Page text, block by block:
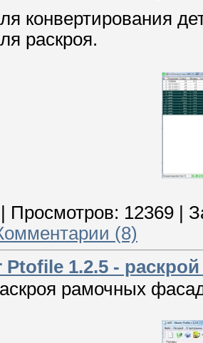
конвертирования
раскроя.
| Просмотров: 12369 |
(8)
Ptofile 1.2.5 -
рамочных